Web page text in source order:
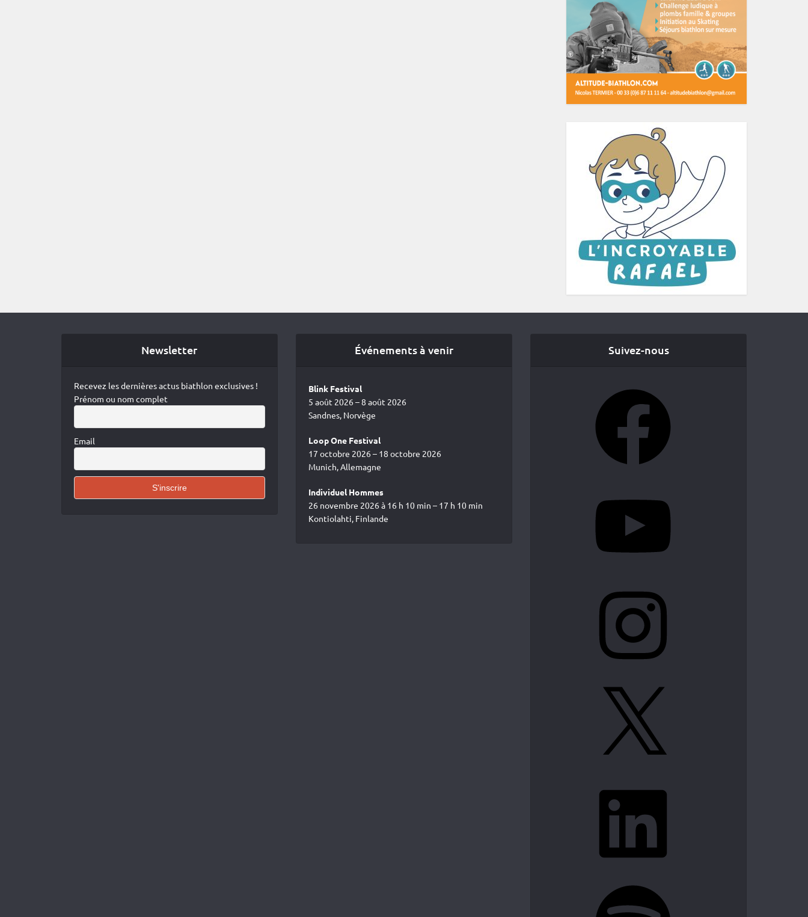
Newsletter
Recevez les dernières actus biathlon exclusives !
Prénom ou nom complet
Email
Événements à venir
Blink Festival
5 août 2026 – 8 août 2026
Sandnes, Norvège
Loop One Festival
17 octobre 2026 – 18 octobre 2026
Munich, Allemagne
Individuel Hommes
26 novembre 2026 à 16 h 10 min – 17 h 10 min
Kontiolahti, Finlande
Suivez-nous